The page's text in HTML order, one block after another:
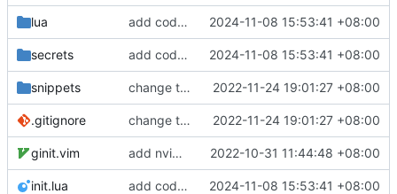
lua add codecompanin and change theme 2024-11-08 15:53:41 +08:00
secrets add codecompanin and change theme 2024-11-08 15:53:41 +08:00
snippets change to pylsp add vue change to jaq to run code 2022-11-24 19:01:27 +08:00
.gitignore change to pylsp add vue change to jaq to run code 2022-11-24 19:01:27 +08:00
ginit.vim add nvim-qt config and lsp config 2022-10-31 11:44:48 +08:00
init.lua add codecompanin and change theme 2024-11-08 15:53:41 +08:00